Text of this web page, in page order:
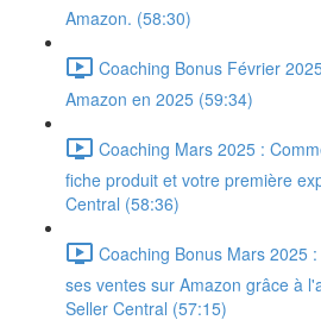
Amazon. (58:30)
Coaching Bonus Février
Amazon en 2025 (59:34)
Coaching Mars 2025 :
fiche produit et votre première
Central (58:36)
Coaching Bonus Mars 2025
ses ventes sur Amazon grâce à
Seller Central (57:15)